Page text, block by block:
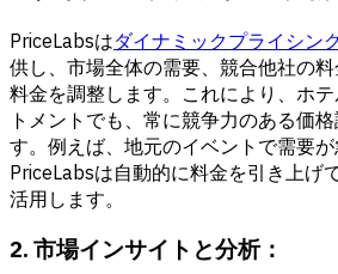
PriceLabsはダイナミックプライシン
供し、市場全体の需要、競合他社の
料金を調整します。これにより、ホ
トメントでも、常に競争力のある価
す。例えば、地元のイベントで需要が
PriceLabsは自動的に料金を引き上げ
活用します。
2. 市場インサイトと分析：